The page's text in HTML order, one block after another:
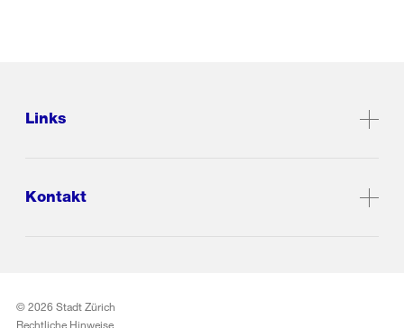
Links
Kontakt
© 2026 Stadt Zürich
Rechtliche Hinweise